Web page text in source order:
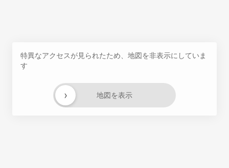
特異なアクセスが見られたため、地図を非表示にしていま
す
地図を表示
›